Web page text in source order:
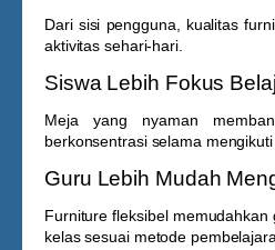
Dari sisi pengguna, kualitas
aktivitas sehari-hari.
Siswa Lebih Fokus
Meja yang nyaman
berkonsentrasi selama mengikuti
Guru Lebih Mudah
Furniture fleksibel
kelas sesuai metode